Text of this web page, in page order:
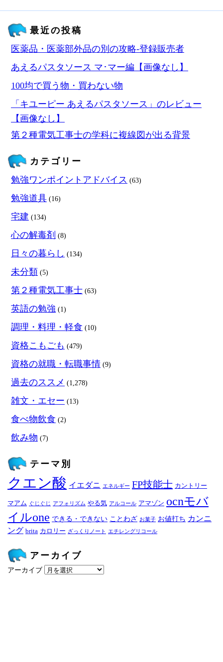
最近の投稿
医薬品・医薬部外品の別の攻略‐登録販売者
あえるパスタソース マ･マー編【画像なし】
100均で買う物・買わない物
「キユーピー あえるパスタソース」のレビュー
【画像なし】
第２種電気工事士の学科に複線図が出る背景
カテゴリー
勉強ワンポイントアドバイス (63)
勉強道具 (16)
宅建 (134)
心の解毒剤 (8)
日々の暮らし (134)
未分類 (5)
第２種電気工事士 (63)
英語の勉強 (1)
調理・料理・軽食 (10)
資格こもごも (479)
資格の就職・転職事情 (9)
過去のススメ (1,278)
雑文・エセー (13)
食べ物飲食 (2)
飲み物 (7)
テーマ別
クエン酸 イエダニ エネルギー FP技能士 カントリー
マアム ぐじぐじ アフォリズム やる気 アルコール アマゾン ocnモバ
イルone できる・できない ことわざ お菓子 お値打ち カンニ
ング brita カロリー ざっくりノート エチレングリコール
アーカイブ
アーカイブ